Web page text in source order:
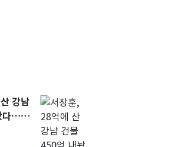
강남
다…세